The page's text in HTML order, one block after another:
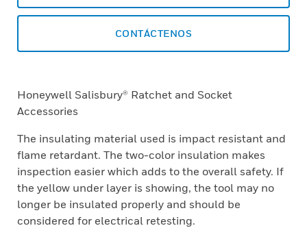
CONTÁCTENOS
Honeywell Salisbury® Ratchet and Socket
Accessories
The insulating material used is impact resistant and
flame retardant. The two-color insulation makes
inspection easier which adds to the overall safety. If
the yellow under layer is showing, the tool may no
longer be insulated properly and should be
considered for electrical retesting.